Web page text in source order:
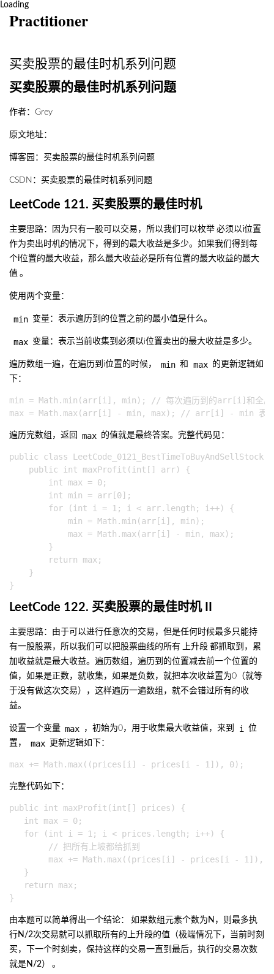
Loading
Practitioner
买卖股票的最佳时机系列问题
买卖股票的最佳时机系列问题
作者： Grey
原文地址：
博客园：买卖股票的最佳时机系列问题
CSDN：买卖股票的最佳时机系列问题
LeetCode 121. 买卖股票的最佳时机
主要思路：因为只有一股可以交易，所以我们可以枚举 必须以i位置
作为卖出时机的情况下，得到的最大收益是多少。如果我们得到每
个i位置的最大收益，那么最大收益必是所有位置的最大收益的最大
值 。
使用两个变量：
min 变量：表示遍历到的位置之前的最小值是什么。
max 变量：表示当前收集到必须以i位置卖出的最大收益是多少。
遍历数组一遍，在遍历到i位置的时候， min 和 max
的更新逻辑如
下：
min = Math.min(arr[i], min); // 每次遍历到的arr[i]和全局min
遍历完数组，返回 max 的值就是最终答案。完整代码见：
public class LeetCode_0121_BestTimeToBuyAndSellStock {
    public int maxProfit(int[] arr) {
        int max = 0;
        int min = arr[0];
        for (int i = 1; i < arr.length; i++) {
            min = Math.min(arr[i], min);
            max = Math.max(arr[i] - min, max);
        }
        return max;
    }
LeetCode 122. 买卖股票的最佳时机 II
主要思路：由于可以进行任意次的交易，但是任何时候最多只能持
有一股股票，所以我们可以把股票曲线的所有
上升段 都抓取到，累
加收益就是最大收益。遍历数组，遍历到的位置减去前一个位置的
值，如果是正数，就收集，如果是负数，就把本次收益置为0（就等
于没有做这次交易），这样遍历一遍数组，就不会错过所有的收
益。
设置一个变量 max ，初始为0，用于收集最大收益值，来到 i
位
置，
max 更新逻辑如下：
完整代码如下：
public int maxProfit(int[] prices) {
   int max = 0;
   for (int i = 1; i < prices.length; i++) {
        // 把所有上坡都给抓到
max += Math.max((prices[i] - prices[i - 1]),
   }
   return max;
由本题可以简单得出一个结论： 如果数组元素个数为 N ，则最多执
行N/2次交易就可以抓取所有的上升段的值（极端情况下，当前时刻
买，下一个时刻卖，保持这样的交易一直到最后，执行的交易次数
就是N/2） 。